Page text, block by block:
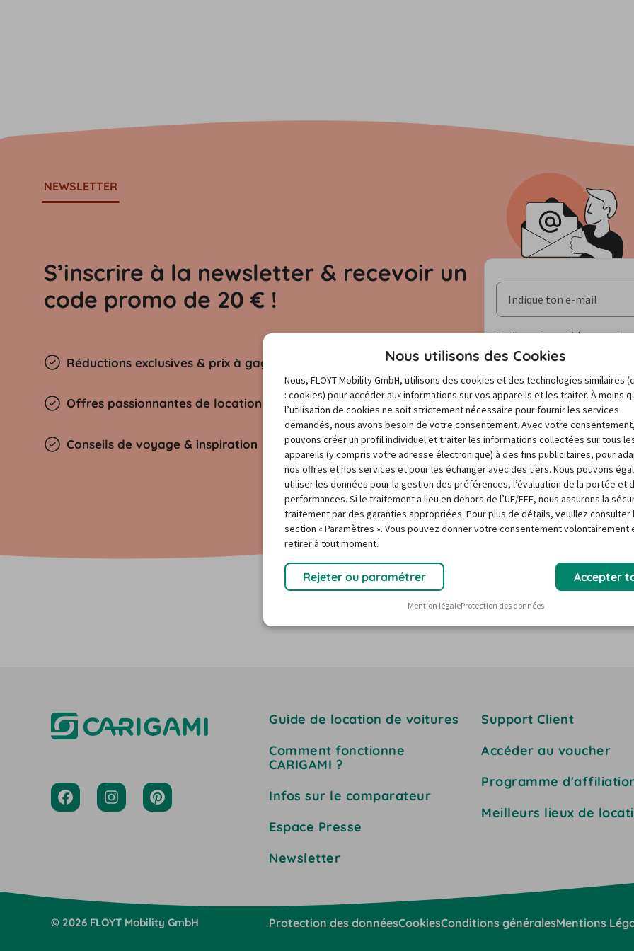
NEWSLETTER
S’inscrire à la newsletter & recevoir un
code promo de 20 € !
Réductions exclusives & prix à gagner
Offres passionnantes de location de voiture
Conseils de voyage & inspiration
En cliquant sur « S’abonner »,
et lapolitique de protection des
engagement. La désinscription
à la fin de chaque newsletter.
contenant un lien de
un deuxième e-mail contenant
Voir plus
Guide de location de voitures
Comment fonctionne
CARIGAMI ?
Infos sur le comparateur
Espace Presse
Newsletter
Support Client
Accéder au voucher
Programme
Meilleurs lieux de
Protection des donnéesCookiesConditions généralesMentions
© 2026 FLOYT Mobility GmbH
Nous utilisons des Cookies
Nous, FLOYT Mobility GmbH, utilisons des cookies et des technologies similaires
: cookies) pour accéder aux informations sur vos appareils et les traiter. À moins
l’utilisation de cookies ne soit strictement nécessaire pour fournir les services
demandés, nous avons besoin de votre consentement. Avec votre
pouvons créer un profil individuel et traiter les informations collectées sur tous
appareils (y compris votre adresse électronique) à des fins publicitaires, pour
nos offres et nos services et pour les échanger avec des tiers. Nous pouvons
utiliser les données pour la gestion des préférences, l’évaluation de la portée et
performances. Si le traitement a lieu en dehors de l’UE/EEE, nous assurons la
traitement par des garanties appropriées. Pour plus de détails, veuillez consulter
section « Paramètres ». Vous pouvez donner votre consentement volontairement
retirer à tout moment.
Rejeter ou paramétrer Accepter
Mention légaleProtection des données